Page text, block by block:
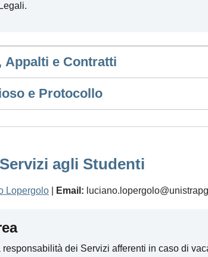
e Contratti
e Protocollo
agli Studenti
Lopergolo Email:
dei Servizi afferenti in caso di